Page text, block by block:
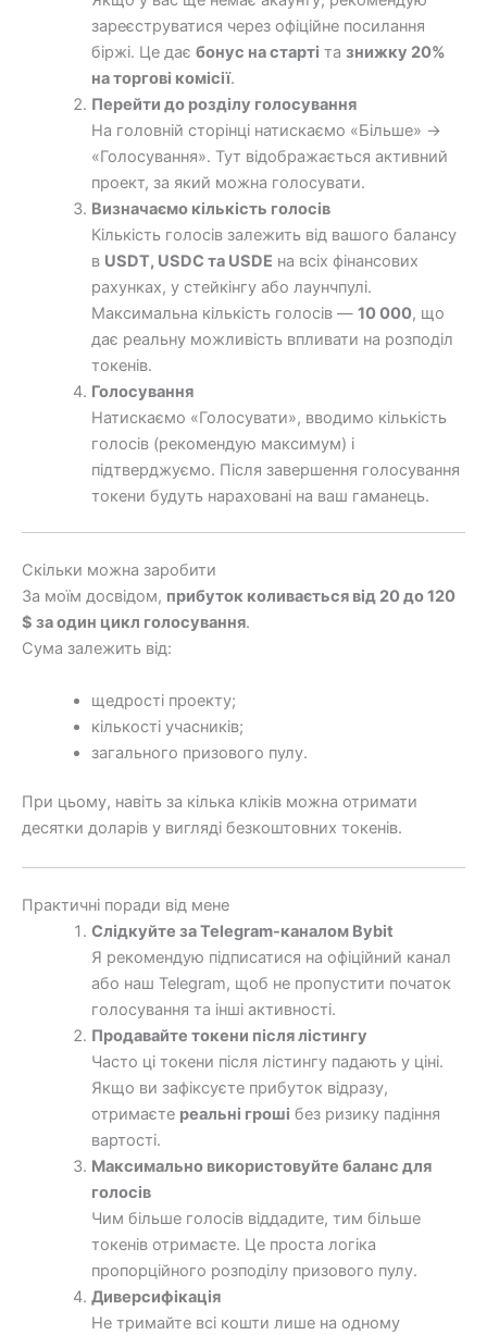
зареєструватися через офіційне посилання
біржі. Це дає бонус на старті та знижку 20%
на торгові комісії.
Перейти до розділу голосування
На головній сторінці натискаємо «Більше» →
«Голосування». Тут відображається активний
проект, за який можна голосувати.
Визначаємо кількість голосів
Кількість голосів залежить від вашого балансу
в USDT, USDC та USDE на всіх фінансових
рахунках, у стейкінгу або лаунчпулі.
Максимальна кількість голосів — 10 000, що
дає реальну можливість впливати на розподіл
токенів.
Голосування
Натискаємо «Голосувати», вводимо кількість
голосів (рекомендую максимум) і
підтверджуємо. Після завершення голосування
токени будуть нараховані на ваш гаманець.
Скільки можна заробити
За моїм досвідом, прибуток коливається від 20 до 120
$ за один цикл голосування.
Сума залежить від:
щедрості проекту;
кількості учасників;
загального призового пулу.
При цьому, навіть за кілька кліків можна отримати
десятки доларів у вигляді безкоштовних токенів.
Практичні поради від мене
Слідкуйте за Telegram-каналом Bybit
Я рекомендую підписатися на офіційний канал
або наш Telegram, щоб не пропустити початок
голосування та інші активності.
Продавайте токени після лістингу
Часто ці токени після лістингу падають у ціні.
Якщо ви зафіксуєте прибуток відразу,
отримаєте реальні гроші без ризику падіння
вартості.
Максимально використовуйте баланс для
голосів
Чим більше голосів віддадите, тим більше
токенів отримаєте. Це проста логіка
пропорційного розподілу призового пулу.
Диверсифікація
Не тримайте всі кошти лише на одному